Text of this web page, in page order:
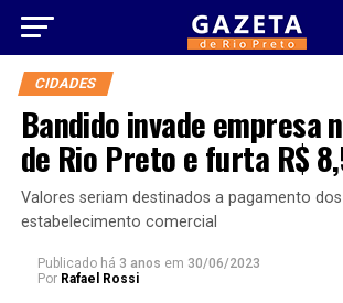
CIDADES
Bandido invade empresa
de Rio Preto e furta R$
Valores seriam destinados a pagamento
estabelecimento comercial
Publicado há 3 anos em 30/06/2023
Por Rafael Rossi